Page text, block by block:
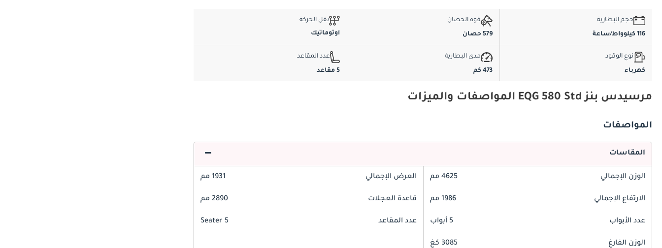
حجم البطارية
116 كيلوواط/ساعة
قوة الحصان
579 حصان
نقل الحركة
اوتوماتيك
نوع الوقود
كهرباء
مدى البطارية
473 كم
عدد المقاعد
5 مقاعد
مرسيدس بنز EQG 580 Std المواصفات والميزات
المواصفات
المقاسات
الوزن الإجمالي 4625 مم العرض الإجمالي 1931 مم
الارتفاع الإجمالي 1986 مم قاعدة العجلات 2890 مم
عدد الأبواب 5 أبواب عدد المقاعد 5 Seater
الوزن الفارغ 3085 كغ